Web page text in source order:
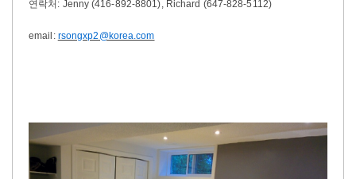
연락처: Jenny (416-892-8801), Richard (647-828-5112)
email: rsongxp2@korea.com